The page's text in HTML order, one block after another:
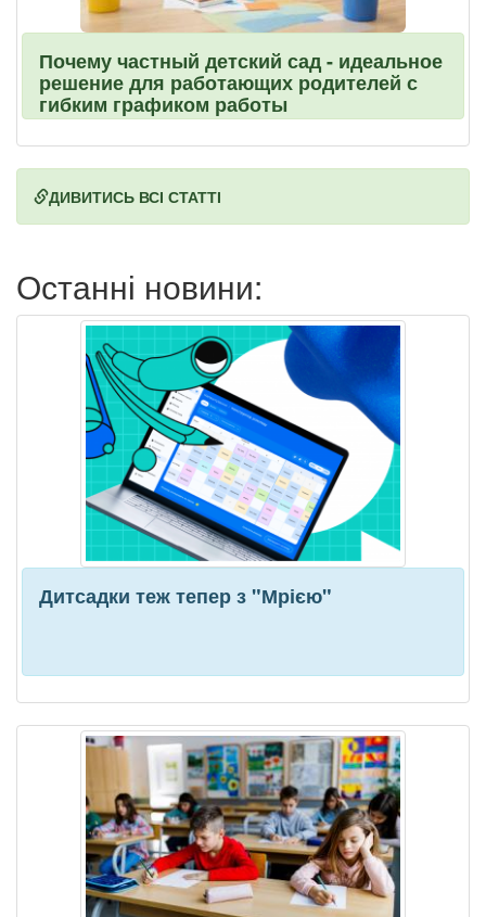
Почему частный детский сад - идеальное
решение для работающих родителей с
гибким графиком работы
ДИВИТИСЬ ВСІ СТАТТІ
Останні новини:
Дитсадки теж тепер з "Мрією"